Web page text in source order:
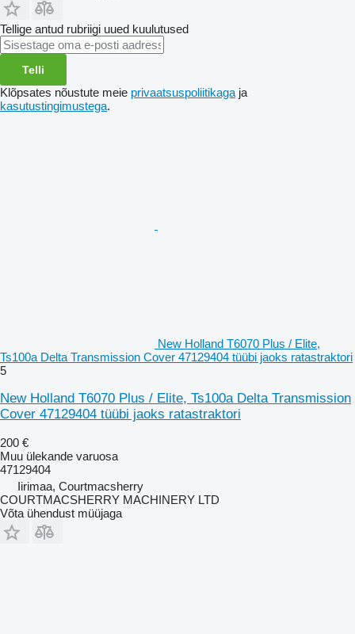
Tellige antud rubriigi uued kuulutused
Telli
Klõpsates nõustute meie privaatsuspoliitikaga ja
kasutustingimustega.
New Holland T6070 Plus / Elite,
Ts100a Delta Transmission Cover 47129404 tüübi jaoks ratastraktori
5
New Holland T6070 Plus / Elite, Ts100a Delta Transmission
Cover 47129404 tüübi jaoks ratastraktori
200 €
Muu ülekande varuosa
47129404
Iirimaa, Courtmacsherry
COURTMACSHERRY MACHINERY LTD
Võta ühendust müüjaga